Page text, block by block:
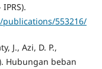
553216/
J., Azi, D. P.,
Hubungan beban